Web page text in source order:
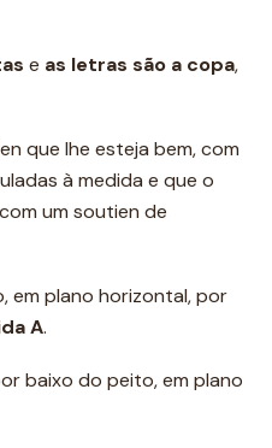
e as letras são a copa,
que lhe esteja bem, com
à medida e que o
um soutien de
em plano horizontal, por
A.
baixo do peito, em plano